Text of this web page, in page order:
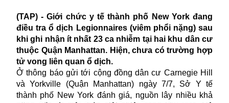
(TAP) - Giới chức y tế thành phố New York đang
điều tra ổ dịch Legionnaires (viêm phổi nặng) sau
khi ghi nhận ít nhất 23 ca nhiễm tại hai khu dân cư
thuộc Quận Manhattan. Hiện, chưa có trường hợp
tử vong liên quan ổ dịch.
Ở thông báo gửi tới cộng đồng dân cư Carnegie Hill
và Yorkville (Quận Manhattan) ngày 7/7, Sở Y tế
thành phố New York đánh giá, nguồn lây nhiều khả